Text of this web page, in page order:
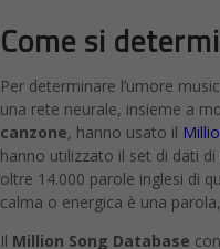
Come si
Per determinare l’umore
una rete neurale, insieme a
canzone, hanno usato il
hanno utilizzato il set di dati
oltre 14.000 parole inglesi di
calma o energica è una
Il Million Song Database